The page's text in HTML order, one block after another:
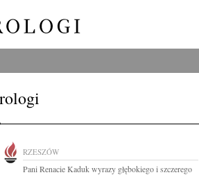
RZESZÓW
Pani Renacie Kaduk wyrazy głębokiego i szczerego